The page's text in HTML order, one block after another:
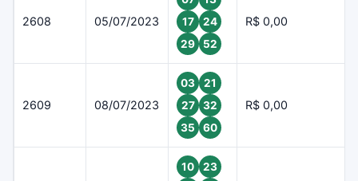
2608 05/07/2023
17
24
29
52
R$ 0,00
2609 08/07/2023
03
21
27
32
35
60
R$ 0,00
10
23